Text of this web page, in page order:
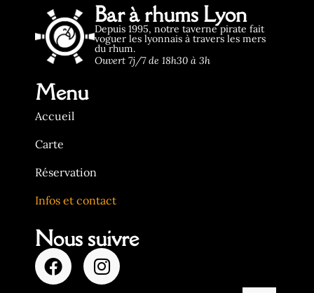
Bar à rhums Lyon
Depuis 1995, notre taverne pirate fait
voguer les lyonnais à travers les mers
du rhum.
Ouvert 7j/7 de 18h30 à 3h
Menu
Accueil
Carte
Réservation
Infos et contact
Nous suivre